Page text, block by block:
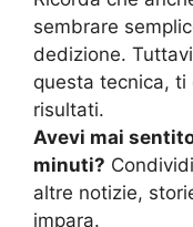
sembrare
dedizione.
questa tecnica,
risultati.
Avevi mai
minuti?
altre notizie,
impara.